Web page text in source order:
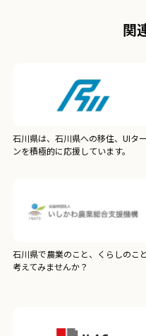
関
石川県は、石川県への移住、UIター
ンを積極的に応援しています。
石川県で農業のこと、くらしのこと
考えてみませんか？